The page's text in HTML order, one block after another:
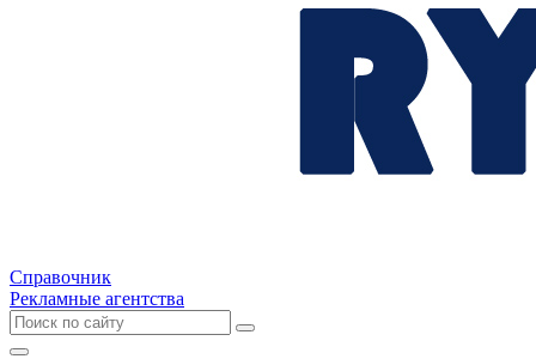
Справочник
Рекламные агентства